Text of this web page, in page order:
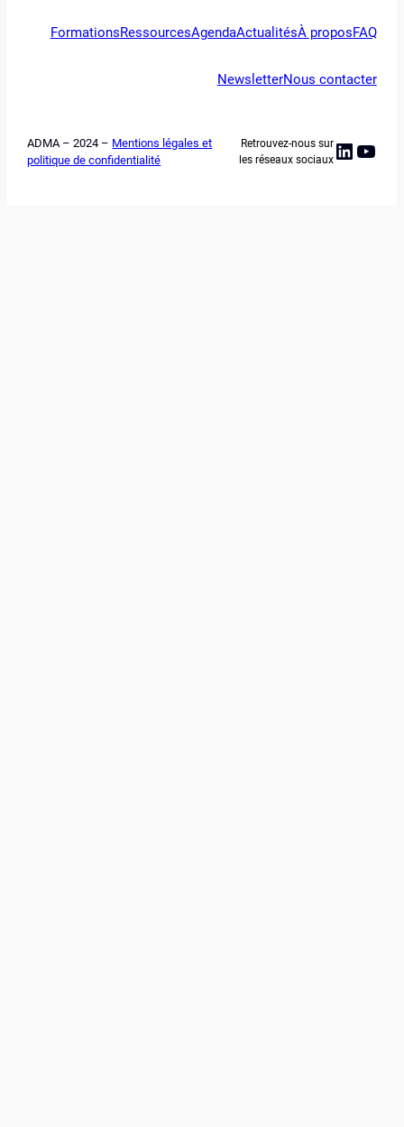
FormationsRessourcesAgendaActualitésÀ proposFAQ
NewsletterNous contacter
ADMA – 2024 – Mentions légales et
politique de confidentialité
Retrouvez-nous sur
les réseaux sociaux